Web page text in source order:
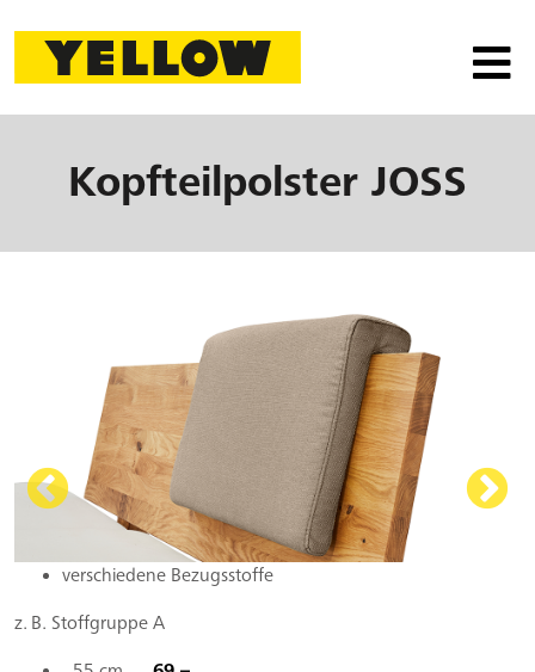
Kopfteilpolster JOSS
verschiedene Bezugsstoffe
z. B. Stoffgruppe A